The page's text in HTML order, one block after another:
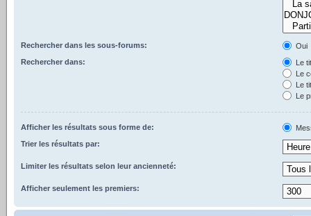
Rechercher dans les sous-forums:
Oui
Rechercher dans:
Le
Le
Le
Le
Afficher les résultats sous forme de:
Trier les résultats par:
Limiter les résultats selon leur ancienneté:
Afficher seulement les premiers: